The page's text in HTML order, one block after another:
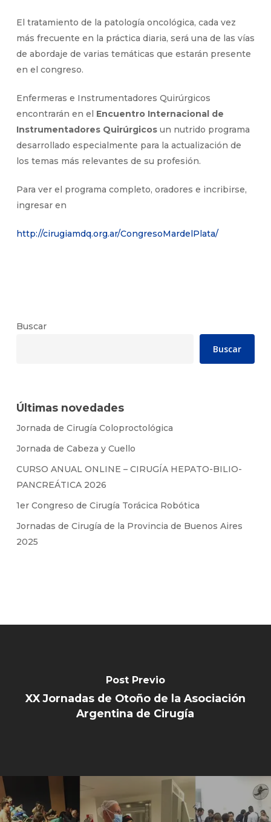
El tratamiento de la patología oncológica, cada vez
más frecuente en la práctica diaria, será una de las vías
de abordaje de varias temáticas que estarán presente
en el congreso.
Enfermeras e Instrumentadores Quirúrgicos
encontrarán en el Encuentro Internacional de
Instrumentadores Quirúrgicosun nutrido programa
desarrollado especialmente para la actualización de
los temas más relevantes de su profesión.
Para ver el programa completo, oradores e incribirse,
ingresar en
http://cirugiamdq.org.ar/CongresoMardelPlata/
Buscar
Buscar
Últimas novedades
Jornada de Cirugía Coloproctológica
Jornada de Cabeza y Cuello
CURSO ANUAL ONLINE – CIRUGÍA HEPATO-BILIO-
PANCREÁTICA 2026
1er Congreso de Cirugía Torácica Robótica
Jornadas de Cirugía de la Provincia de Buenos Aires
2025
Post Previo
XX Jornadas de Otoño de la Asociación
Argentina de Cirugía